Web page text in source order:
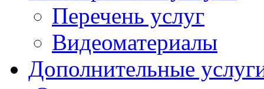
Перечень услуг
Видеоматериалы
Дополнительные